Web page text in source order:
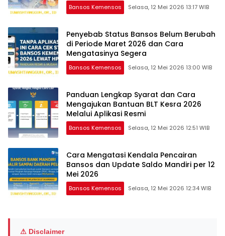
Bansos Kemensos Selasa, 12 Mei 2026 13:17 WIB
Penyebab Status Bansos Belum Berubah
di Periode Maret 2026 dan Cara
Mengatasinya Segera
Bansos Kemensos Selasa, 12 Mei 2026 13:00 WIB
Panduan Lengkap Syarat dan Cara
Mengajukan Bantuan BLT Kesra 2026
Melalui Aplikasi Resmi
Bansos Kemensos Selasa, 12 Mei 2026 12:51 WIB
Cara Mengatasi Kendala Pencairan
Bansos dan Update Saldo Mandiri per 12
Mei 2026
Bansos Kemensos Selasa, 12 Mei 2026 12:34 WIB
⚠ Disclaimer